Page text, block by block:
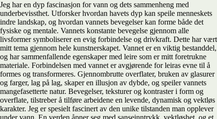
Jeg har en dyp fascinasjon for vann og dets sammenheng med
underbevissthet. Utforsker hvordan havets dyp kan speile menneskets
indre landskap, og hvordan vannets bevegelser kan forme både det
fysiske og mentale. Vannets konstante bevegelse gjennom alle
livsformer symboliserer en evig forbindelse og drivkraft. Dette har vært
mitt tema gjennom hele kunstnerskapet. Vannet er en viktig bestanddel,
og har sammenfallende egenskaper med leire som er mitt foretrukne
materiale. Forbindelsen med vannet er avgjørende for leiras evne til å
formes og transformeres. Gjennombrutte overflater, bruken av glasurer
og farger, lag på lag, skaper en illusjon av dybde, og speiler vannets
mangefasetterte natur. Bevegelser, teksturer og kontraster i form og
overflate, tilstreber å tilføre arbeidene en levende, dynamisk og vektløs
karakter. Jeg er spesielt fascinert av den unike tilstanden man opplever